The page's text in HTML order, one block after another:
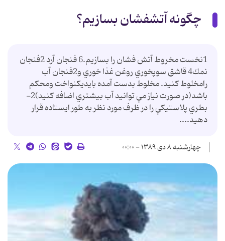
چگونه آتشفشان بسازيم؟
1نخست مخروط آتش فشان را بسازيم.6 فنجان آرد 2فنجان
نمك4 قاشق سوپخوري روغن غذا خوري و2فنجان آب
رامخلوط كنيد. مخلوط بدست آمده بايديكنواخت ومحكم
باشد(در صورت نياز مي توانيد آب بيشتري اضافه كنيد)2-
بطري پلاستيكي را در ظرف مورد نظر به طور ايستاده قرار
دهيد....
چهارشنبه ۸ دی ۱۳۸۹ - ۰۰:۰۰